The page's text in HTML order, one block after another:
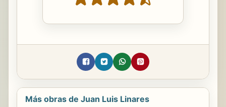
Más obras de Juan Luis Linares